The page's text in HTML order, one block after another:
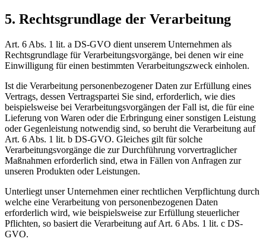
5. Rechtsgrundlage der Verarbeitung
Art. 6 Abs. 1 lit. a DS-GVO dient unserem Unternehmen als
Rechtsgrundlage für Verarbeitungsvorgänge, bei denen wir eine
Einwilligung für einen bestimmten Verarbeitungszweck einholen.
Ist die Verarbeitung personenbezogener Daten zur Erfüllung eines
Vertrags, dessen Vertragspartei Sie sind, erforderlich, wie dies
beispielsweise bei Verarbeitungsvorgängen der Fall ist, die für eine
Lieferung von Waren oder die Erbringung einer sonstigen Leistung
oder Gegenleistung notwendig sind, so beruht die Verarbeitung auf
Art. 6 Abs. 1 lit. b DS-GVO. Gleiches gilt für solche
Verarbeitungsvorgänge die zur Durchführung vorvertraglicher
Maßnahmen erforderlich sind, etwa in Fällen von Anfragen zur
unseren Produkten oder Leistungen.
Unterliegt unser Unternehmen einer rechtlichen Verpflichtung durch
welche eine Verarbeitung von personenbezogenen Daten
erforderlich wird, wie beispielsweise zur Erfüllung steuerlicher
Pflichten, so basiert die Verarbeitung auf Art. 6 Abs. 1 lit. c DS-
GVO.